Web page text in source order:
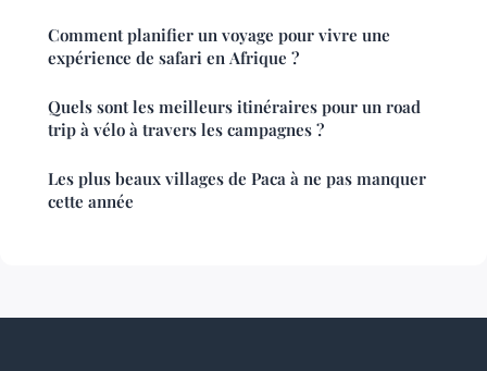
Comment planifier un voyage pour vivre une
expérience de safari en Afrique ?
Quels sont les meilleurs itinéraires pour un road
trip à vélo à travers les campagnes ?
Les plus beaux villages de Paca à ne pas manquer
cette année